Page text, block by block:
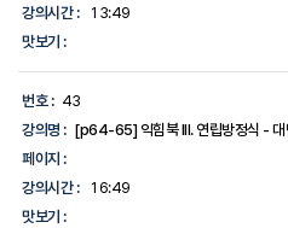
강의시간 :
13:49
맛보기 :
번호 : 43
강의명 : [p64-65] 익힘북 III. 연립방정식 - 대
페이지 :
강의시간 :
16:49
맛보기 :